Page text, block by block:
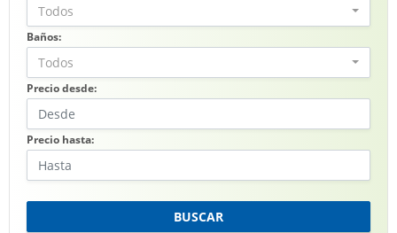
Todos
Baños:
Todos
Precio desde:
Precio hasta:
BUSCAR